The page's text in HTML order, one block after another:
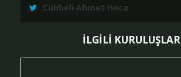
Cübbeli Ahmet Hoca
İLGİLİ KURULUŞLAR